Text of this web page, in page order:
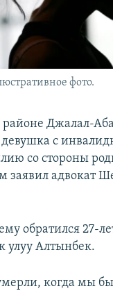
фото.
районе Джалал-
девушка с
со стороны
заявил адвокат
обратился 27-
улуу Алтынбек.
когда мы